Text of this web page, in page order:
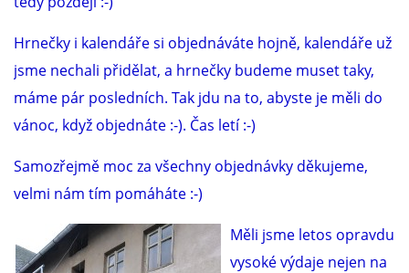
CESTOVÁNÍ S FRETKOU
JEDNA ČÍ VÍCE FRETEK?
KASTRACE
Hrnečky i kalendáře si objednáváte hojně, kalendáře už
jsme nechali přidělat, a hrnečky budeme muset taky,
máme pár posledních. Tak jdu na to, abyste je měli do
vánoc, když objednáte :-). Čas letí :-)
Samozřejmě moc za všechny objednávky děkujeme,
velmi nám tím pomáháte :-)
Měli jsme letos opravdu
vysoké výdaje nejen na